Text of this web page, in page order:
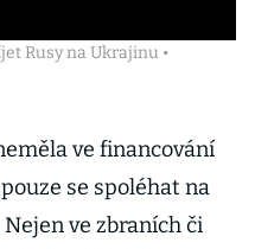
Rusy na Ukrajinu •
ve financování
se spoléhat na
ve zbraních či